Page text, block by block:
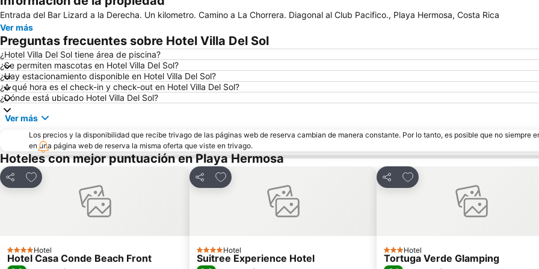
Entrada del Bar Lizard a la Derecha. Un kilometro. Camino a La Chorrera. Diagonal al Club Pacifico., Playa Hermosa, Costa Rica
Ver más
Preguntas frecuentes sobre Hotel Villa Del Sol
¿Hotel Villa Del Sol tiene área de piscina?
¿Se permiten mascotas en Hotel Villa Del Sol?
¿Hay estacionamiento disponible en Hotel Villa Del Sol?
¿A qué hora es el check-in y check-out en Hotel Villa Del Sol?
¿Dónde está ubicado Hotel Villa Del Sol?
Ver más
Los precios y la disponibilidad que recibe trivago de las páginas web de reserva cambian de manera constante. Por lo tanto, es posible que no siempre
en una página web de reserva la misma oferta que viste en trivago.
Hoteles con mejor puntuación en Playa Hermosa
Compartir
Agregar a favoritos
4 Estrellas
Hotel
Hotel Casa Conde Beach Front
Compartir
Agregar a favoritos
4 Estrellas
Hotel
Suitree Experience Hotel
Compartir
Agregar a favoritos
3 Estrellas
Hotel
Tortuga Verde Glamping